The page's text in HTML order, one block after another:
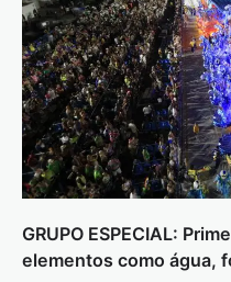
GRUPO ESPECIAL:
elementos como água,